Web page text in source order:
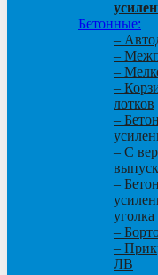
Бетонные:
–
–
–
–
лотков
–
– С
–
уголка
–
–
ЛВ